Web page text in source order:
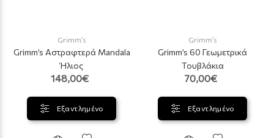
Grimm’s
Grimm’s Αστραφτερά Mandala
Ήλιος
148,00€
Εξαντλημένο
Grimm’s
Grimm’s 60 Γεωμετρικά
Τουβλάκια
70,00€
Εξαντλημένο